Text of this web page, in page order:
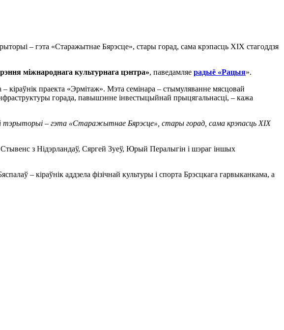
– гэта «Старажытнае Бярэсце», стары горад, сама крэпасць XIX стагоддзя
міжнароднага культурнага цэнтра», паведамляе радыё «Рацыя».
кіраўнік праекта «Эрмітаж». Мэта семінара – стымуляванне мясцовай
горада, павышэнне інвестыцыйнай прыцягальнасці, – кажа
тэрыторыі – гэта «Старажытнае Бярэсце», стары горад, сама крэпасць XIX
з Нідэрландаў, Сяргей Зуеў, Юрый Пералыгін і шэраг іншых
– кіраўнік аддзела фізічнай культуры і спорта Брэсцкага гарвыканкама, а